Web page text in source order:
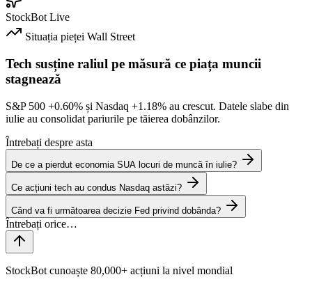
StockBot Live
Situația pieței Wall Street
Tech susține raliul pe măsură ce piața muncii
stagnează
S&P 500 +0.60% și Nasdaq +1.18% au crescut. Datele slabe din
iulie au consolidat pariurile pe tăierea dobânzilor.
Întrebați despre asta
De ce a pierdut economia SUA locuri de muncă în iulie?
Ce acțiuni tech au condus Nasdaq astăzi?
Când va fi următoarea decizie Fed privind dobânda?
StockBot cunoaște 80,000+ acțiuni la nivel mondial